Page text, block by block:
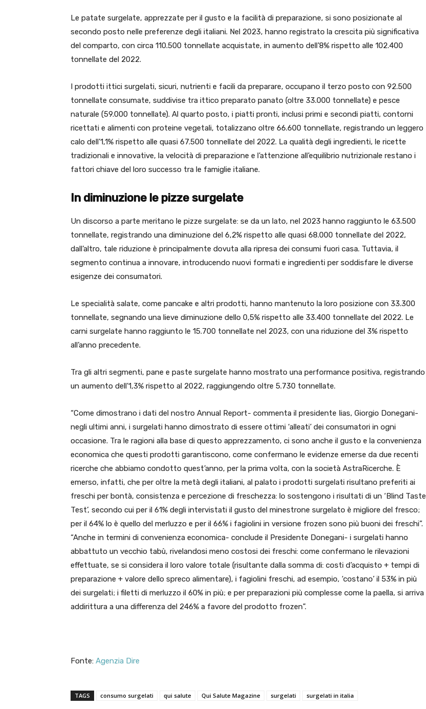
Le patate surgelate, apprezzate per il gusto e la facilità di preparazione, si sono posizionate al
secondo posto nelle preferenze degli italiani. Nel 2023, hanno registrato la crescita più significativa
del comparto, con circa 110.500 tonnellate acquistate, in aumento dell’8% rispetto alle 102.400
tonnellate del 2022.
I prodotti ittici surgelati, sicuri, nutrienti e facili da preparare, occupano il terzo posto con 92.500
tonnellate consumate, suddivise tra ittico preparato panato (oltre 33.000 tonnellate) e pesce
naturale (59.000 tonnellate). Al quarto posto, i piatti pronti, inclusi primi e secondi piatti, contorni
ricettati e alimenti con proteine vegetali, totalizzano oltre 66.600 tonnellate, registrando un leggero
calo dell’1,1% rispetto alle quasi 67.500 tonnellate del 2022. La qualità degli ingredienti, le ricette
tradizionali e innovative, la velocità di preparazione e l’attenzione all’equilibrio nutrizionale restano i
fattori chiave del loro successo tra le famiglie italiane.
In diminuzione le pizze surgelate
Un discorso a parte meritano le pizze surgelate: se da un lato, nel 2023 hanno raggiunto le 63.500
tonnellate, registrando una diminuzione del 6,2% rispetto alle quasi 68.000 tonnellate del 2022,
dall’altro, tale riduzione è principalmente dovuta alla ripresa dei consumi fuori casa. Tuttavia, il
segmento continua a innovare, introducendo nuovi formati e ingredienti per soddisfare le diverse
esigenze dei consumatori.
Le specialità salate, come pancake e altri prodotti, hanno mantenuto la loro posizione con 33.300
tonnellate, segnando una lieve diminuzione dello 0,5% rispetto alle 33.400 tonnellate del 2022. Le
carni surgelate hanno raggiunto le 15.700 tonnellate nel 2023, con una riduzione del 3% rispetto
all’anno precedente.
Tra gli altri segmenti, pane e paste surgelate hanno mostrato una performance positiva, registrando
un aumento dell’1,3% rispetto al 2022, raggiungendo oltre 5.730 tonnellate.
“Come dimostrano i dati del nostro Annual Report- commenta il presidente Iias, Giorgio Donegani-
negli ultimi anni, i surgelati hanno dimostrato di essere ottimi ‘alleati’ dei consumatori in ogni
occasione. Tra le ragioni alla base di questo apprezzamento, ci sono anche il gusto e la convenienza
economica che questi prodotti garantiscono, come confermano le evidenze emerse da due recenti
ricerche che abbiamo condotto quest’anno, per la prima volta, con la società AstraRicerche. È
emerso, infatti, che per oltre la metà degli italiani, al palato i prodotti surgelati risultano preferiti ai
freschi per bontà, consistenza e percezione di freschezza: lo sostengono i risultati di un ‘Blind Taste
Test’, secondo cui per il 61% degli intervistati il gusto del minestrone surgelato è migliore del fresco;
per il 64% lo è quello del merluzzo e per il 66% i fagiolini in versione frozen sono più buoni dei freschi”.
“Anche in termini di convenienza economica- conclude il Presidente Donegani- i surgelati hanno
abbattuto un vecchio tabù, rivelandosi meno costosi dei freschi: come confermano le rilevazioni
effettuate, se si considera il loro valore totale (risultante dalla somma di: costi d’acquisto + tempi di
preparazione + valore dello spreco alimentare), i fagiolini freschi, ad esempio, ‘costano’ il 53% in più
dei surgelati; i filetti di merluzzo il 60% in più; e per preparazioni più complesse come la paella, si arriva
addirittura a una differenza del 246% a favore del prodotto frozen”.
Fonte: Agenzia Dire
TAGS consumo surgelati qui salute Qui Salute Magazine surgelati surgelati in italia